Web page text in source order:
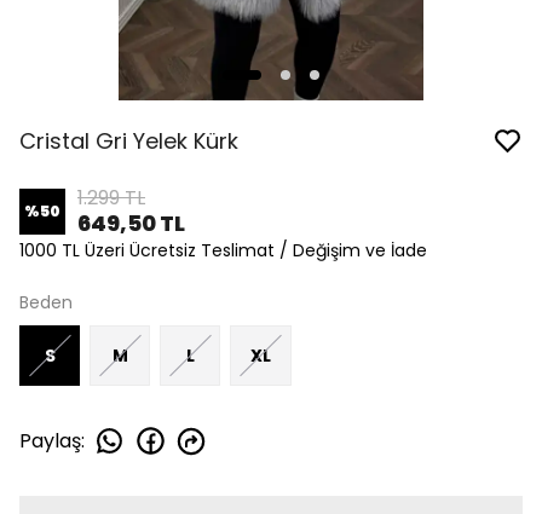
Cristal Gri Yelek Kürk
%50 1.299 TL
649,50 TL
1000 TL Üzeri Ücretsiz Teslimat / Değişim ve İade
Beden
S M L XL
Paylaş: